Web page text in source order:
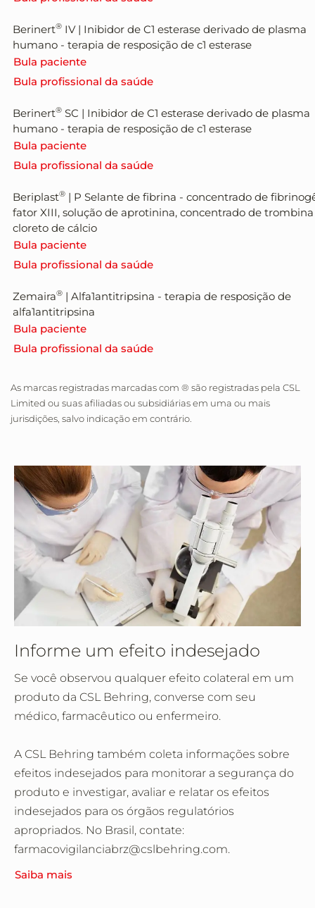
Berinert® IV| Inibidor de C1 esterase derivado de plasma
humano - terapia de resposição de c1 esterase
Bula paciente
Bula profissional da saúde
Berinert® SC | Inibidor de C1 esterase derivado de plasma
humano - terapia de resposição de c1 esterase
Bula paciente
Bula profissional da saúde
Beriplast® | P Selante de fibrina - concentrado de
fator XIII, solução de aprotinina, concentrado de
cloreto de cálcio
Bula paciente
Bula profissional da saúde
Zemaira® | Alfa1antitripsina - terapia de resposição de
alfa1antitripsina
Bula paciente
Bula profissional da saúde
As marcas registradas marcadas com ® são registradas pela CSL
Limited ou suas afiliadas ou subsidiárias em uma ou mais
jurisdições, salvo indicação em contrário.
Informe um efeito indesejado
Se você observou qualquer efeito colateral em um
produto da CSL Behring, converse com seu
médico, farmacêutico ou enfermeiro.
A CSL Behring também coleta informações sobre
efeitos indesejados para monitorar a segurança do
produto e investigar, avaliar e relatar os efeitos
indesejados para os órgãos regulatórios
apropriados. No Brasil, contate:
farmacovigilanciabrz@cslbehring.com.
Saiba mais